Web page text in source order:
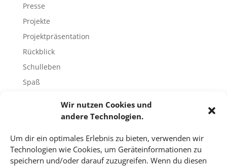
Wir nutzen Cookies und
andere Technologien.
Um dir ein optimales Erlebnis zu bieten, verwenden wir
Technologien wie Cookies, um Geräteinformationen zu
speichern und/oder darauf zuzugreifen. Wenn du diesen
Presse
Projekte
Projektpräsentation
Rückblick
Schulleben
Spaß
Unbekannte Orte
Uncategorized